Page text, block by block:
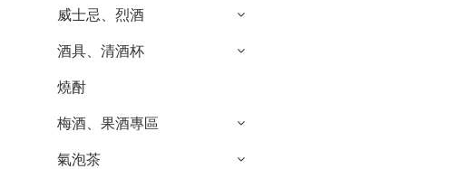
威士忌、烈酒
酒具、清酒杯
燒酎
梅酒、果酒專區
氣泡茶